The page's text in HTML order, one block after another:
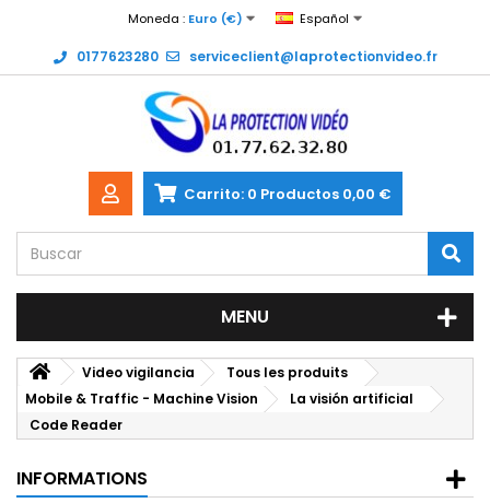
Moneda : Euro (€) Español
0177623280 serviceclient@laprotectionvideo.fr
Carrito: 0 Productos 0,00 €
MENU
Video vigilancia
Tous les produits
Mobile & Traffic - Machine Vision
La visión artificial
Code Reader
INFORMATIONS